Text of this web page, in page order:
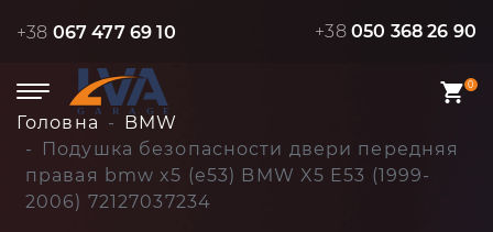
+38 067 477 69 10 +38 050 368 26 90
0
Головна
BMW
Подушка безопасности двери передняя
правая bmw x5 (e53) BMW X5 E53 (1999-
2006) 72127037234